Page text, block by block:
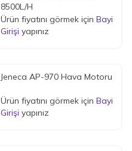
8500L/H
Ürün fiyatını görmek için Bayi
Girişi yapınız
Jeneca AP-970 Hava Motoru
Ürün fiyatını görmek için Bayi
Girişi yapınız